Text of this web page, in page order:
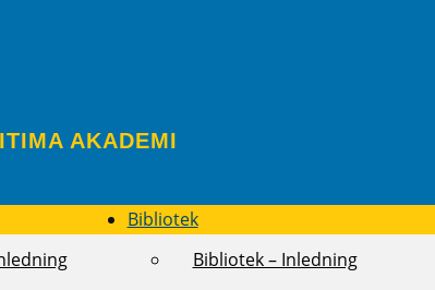
AKADEMI
Bibliotek
Bibliotek – Inledning